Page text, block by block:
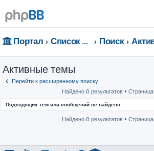
Портал Список форумов Поиск
Активные темы
Перейти к расширенному поиску
Найдено 0 результатов • Страница
Подходящих тем или сообщений не найдено.
Найдено 0 результатов • Страница